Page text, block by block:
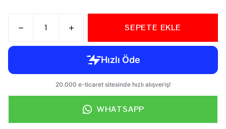
SEPETE EKLE
WHATSAPP